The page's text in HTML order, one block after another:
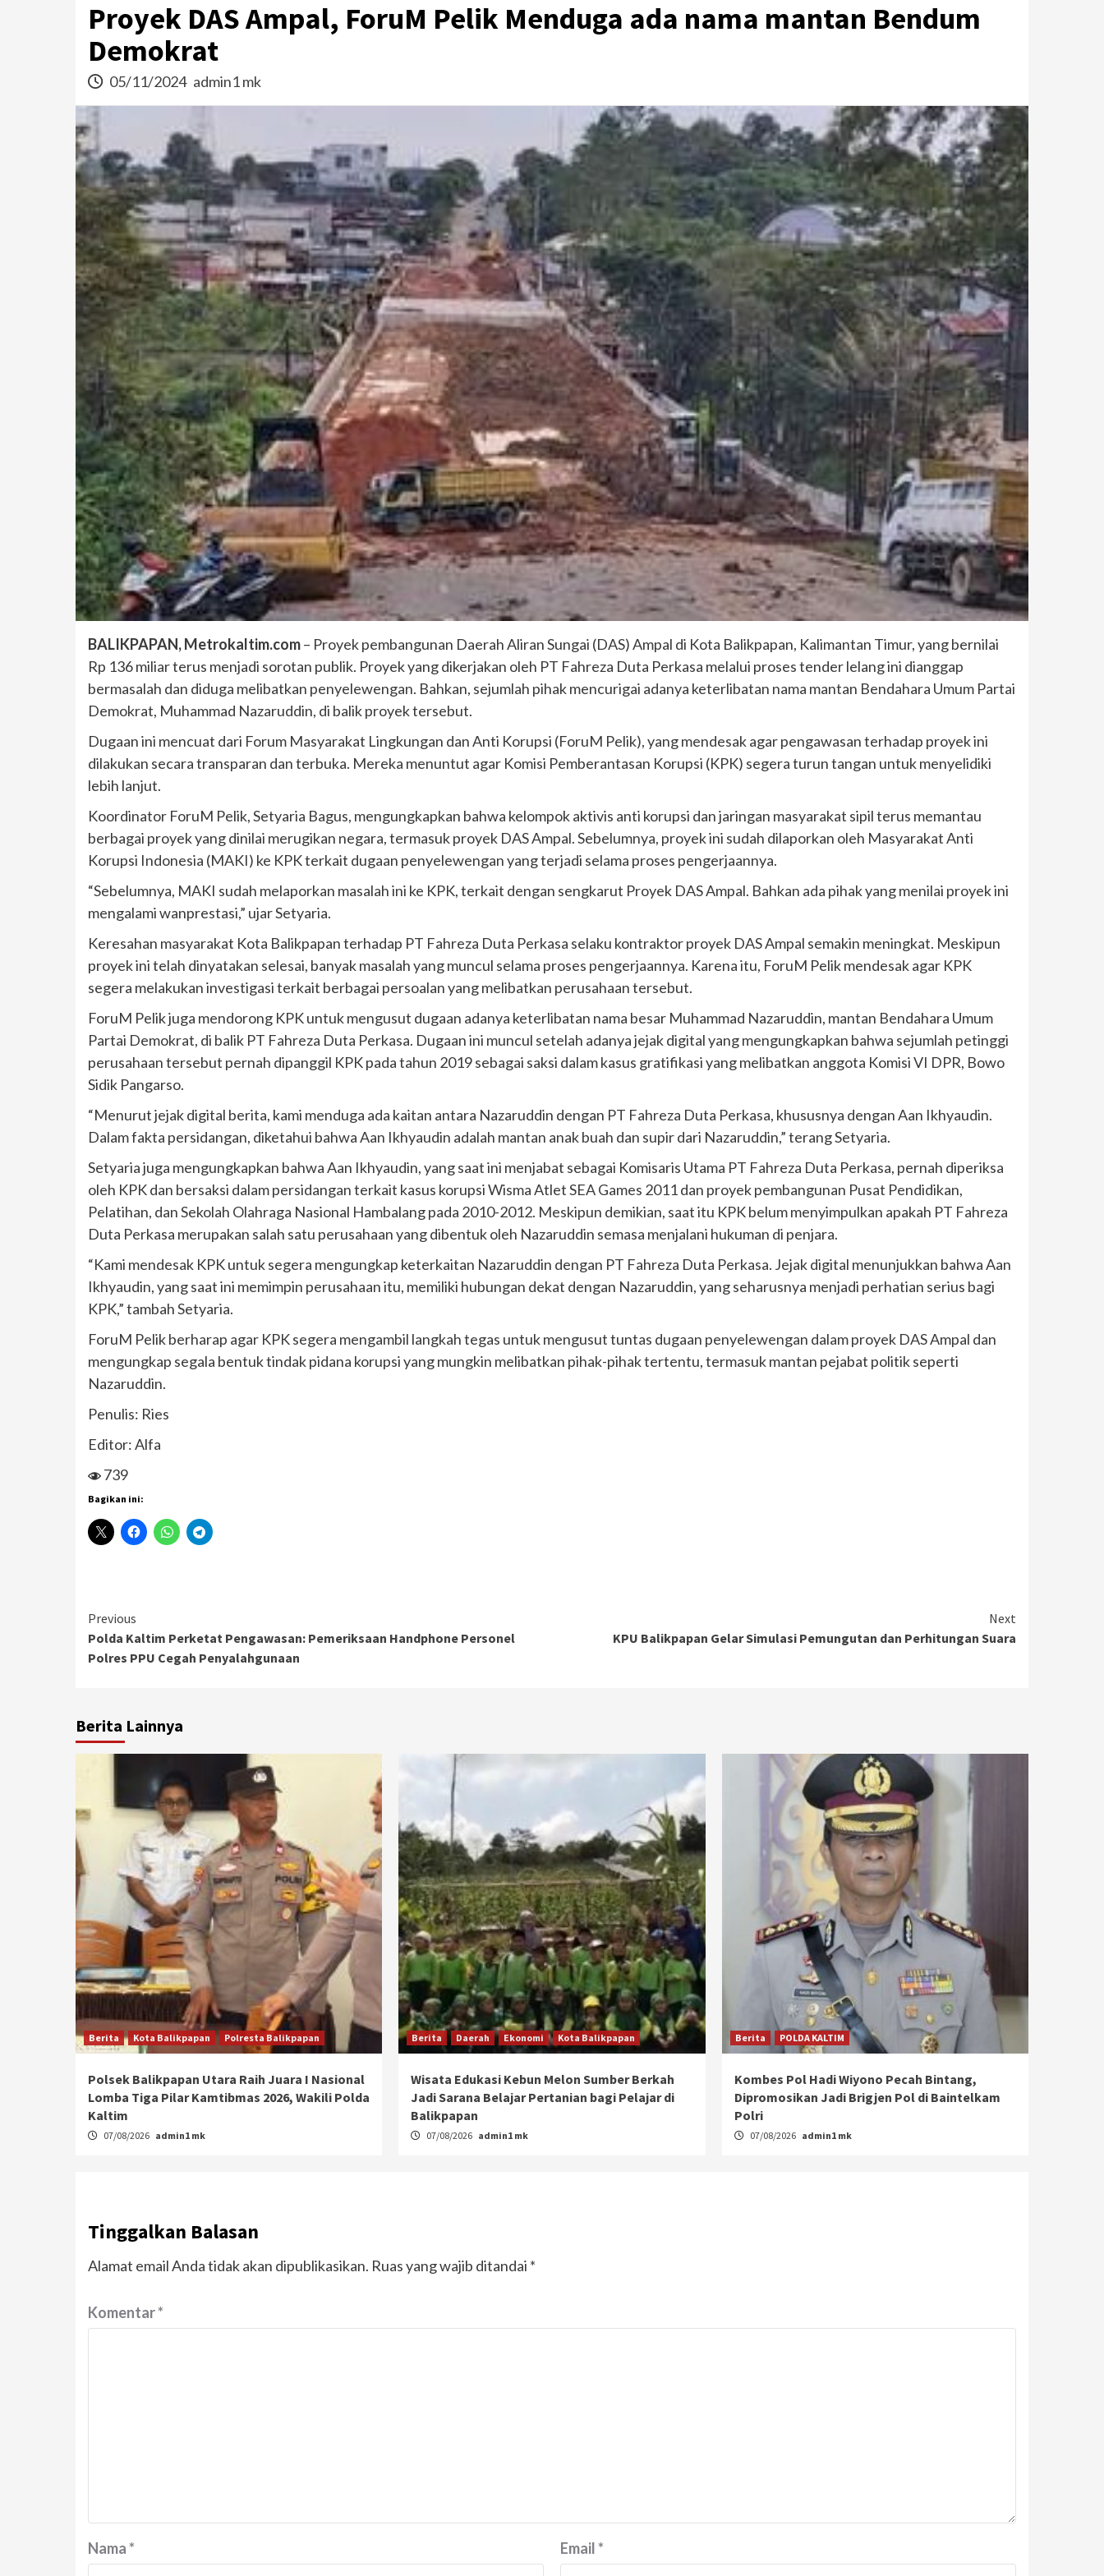
Proyek DAS Ampal, ForuM Pelik Menduga ada nama mantan Bendum
Demokrat
05/11/2024 admin1 mk
BALIKPAPAN, Metrokaltim.com– Proyek pembangunan Daerah Aliran Sungai (DAS) Ampal di Kota Balikpapan, Kalimantan Timur, yang bernilai
Rp 136 miliar terus menjadi sorotan publik. Proyek yang dikerjakan oleh PT Fahreza Duta Perkasa melalui proses tender lelang ini dianggap
bermasalah dan diduga melibatkan penyelewengan. Bahkan, sejumlah pihak mencurigai adanya keterlibatan nama mantan Bendahara Umum Partai
Demokrat, Muhammad Nazaruddin, di balik proyek tersebut.
Dugaan ini mencuat dari Forum Masyarakat Lingkungan dan Anti Korupsi (ForuM Pelik), yang mendesak agar pengawasan terhadap proyek ini
dilakukan secara transparan dan terbuka. Mereka menuntut agar Komisi Pemberantasan Korupsi (KPK) segera turun tangan untuk menyelidiki
lebih lanjut.
Koordinator ForuM Pelik, Setyaria Bagus, mengungkapkan bahwa kelompok aktivis anti korupsi dan jaringan masyarakat sipil terus memantau
berbagai proyek yang dinilai merugikan negara, termasuk proyek DAS Ampal. Sebelumnya, proyek ini sudah dilaporkan oleh Masyarakat Anti
Korupsi Indonesia (MAKI) ke KPK terkait dugaan penyelewengan yang terjadi selama proses pengerjaannya.
“Sebelumnya, MAKI sudah melaporkan masalah ini ke KPK, terkait dengan sengkarut Proyek DAS Ampal. Bahkan ada pihak yang menilai proyek ini
mengalami wanprestasi,” ujar Setyaria.
Keresahan masyarakat Kota Balikpapan terhadap PT Fahreza Duta Perkasa selaku kontraktor proyek DAS Ampal semakin meningkat. Meskipun
proyek ini telah dinyatakan selesai, banyak masalah yang muncul selama proses pengerjaannya. Karena itu, ForuM Pelik mendesak agar KPK
segera melakukan investigasi terkait berbagai persoalan yang melibatkan perusahaan tersebut.
ForuM Pelik juga mendorong KPK untuk mengusut dugaan adanya keterlibatan nama besar Muhammad Nazaruddin, mantan Bendahara Umum
Partai Demokrat, di balik PT Fahreza Duta Perkasa. Dugaan ini muncul setelah adanya jejak digital yang mengungkapkan bahwa sejumlah petinggi
perusahaan tersebut pernah dipanggil KPK pada tahun 2019 sebagai saksi dalam kasus gratifikasi yang melibatkan anggota Komisi VI DPR, Bowo
Sidik Pangarso.
“Menurut jejak digital berita, kami menduga ada kaitan antara Nazaruddin dengan PT Fahreza Duta Perkasa, khususnya dengan Aan Ikhyaudin.
Dalam fakta persidangan, diketahui bahwa Aan Ikhyaudin adalah mantan anak buah dan supir dari Nazaruddin,” terang Setyaria.
Setyaria juga mengungkapkan bahwa Aan Ikhyaudin, yang saat ini menjabat sebagai Komisaris Utama PT Fahreza Duta Perkasa, pernah diperiksa
oleh KPK dan bersaksi dalam persidangan terkait kasus korupsi Wisma Atlet SEA Games 2011 dan proyek pembangunan Pusat Pendidikan,
Pelatihan, dan Sekolah Olahraga Nasional Hambalang pada 2010-2012. Meskipun demikian, saat itu KPK belum menyimpulkan apakah PT Fahreza
Duta Perkasa merupakan salah satu perusahaan yang dibentuk oleh Nazaruddin semasa menjalani hukuman di penjara.
“Kami mendesak KPK untuk segera mengungkap keterkaitan Nazaruddin dengan PT Fahreza Duta Perkasa. Jejak digital menunjukkan bahwa Aan
Ikhyaudin, yang saat ini memimpin perusahaan itu, memiliki hubungan dekat dengan Nazaruddin, yang seharusnya menjadi perhatian serius bagi
KPK,” tambah Setyaria.
ForuM Pelik berharap agar KPK segera mengambil langkah tegas untuk mengusut tuntas dugaan penyelewengan dalam proyek DAS Ampal dan
mengungkap segala bentuk tindak pidana korupsi yang mungkin melibatkan pihak-pihak tertentu, termasuk mantan pejabat politik seperti
Nazaruddin.
Penulis: Ries
Editor: Alfa
739
Bagikan ini:
Continue
Reading
Previous
Polda Kaltim Perketat Pengawasan: Pemeriksaan Handphone Personel
Polres PPU Cegah Penyalahgunaan
Next
KPU Balikpapan Gelar Simulasi Pemungutan dan Perhitungan Suara
Berita Lainnya
Berita Kota Balikpapan Polresta Balikpapan
Polsek Balikpapan Utara Raih Juara I Nasional
Lomba Tiga Pilar Kamtibmas 2026, Wakili Polda
Kaltim
07/08/2026 admin1 mk
Berita Daerah Ekonomi Kota Balikpapan
Wisata Edukasi Kebun Melon Sumber Berkah
Jadi Sarana Belajar Pertanian bagi Pelajar di
Balikpapan
07/08/2026 admin1 mk
Berita POLDA KALTIM
Kombes Pol Hadi Wiyono Pecah Bintang,
Dipromosikan Jadi Brigjen Pol di Baintelkam
Polri
07/08/2026 admin1 mk
Tinggalkan Balasan
Alamat email Anda tidak akan dipublikasikan. Ruas yang wajib ditandai *
Komentar*
Nama* Email*